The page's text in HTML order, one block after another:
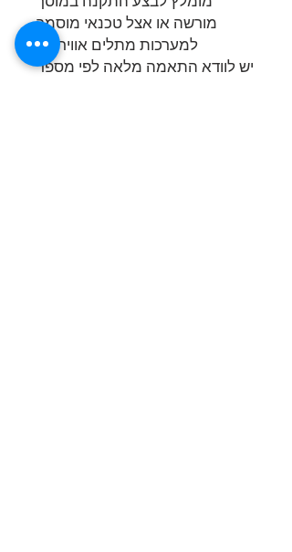
מורשה או אצל טכנאי מוסמך
למערכות מתלים אוויריים.
יש לוודא התאמה מלאה לפי מספר